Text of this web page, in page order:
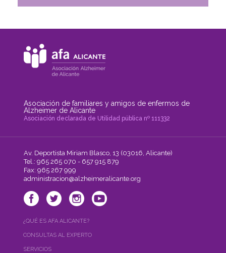
Asociación de familiares y amigos de enfermos de
Alzheimer de Alicante
Asociación declarada de Utilidad pública nº 111332
Av. Deportista Miriam Blasco, 13 (03016, Alicante)
Tel.: 965 265 070 - 657 915 879
Fax: 965 267 999
administracion@alzheimeralicante.org
¿QUÉ ES AFA ALICANTE?
CONSULTAS AL EXPERTO
SERVICIOS